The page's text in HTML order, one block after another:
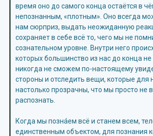
время оно до самого конца остаётся в
непознанным, «плотным». Оно всегда
нам сюрприз, выдать неожиданную
сохраняет в себе всё то, чего мы не
сознательном уровне. Внутри него
которых большинство из нас до конца
никогда не сможем по-настоящему
стороны и отследить вещи, которые для
настолько прозрачны, что мы просто не
распознать.
Когда мы познáем всё и станем всем,
единственным объектом, для познания